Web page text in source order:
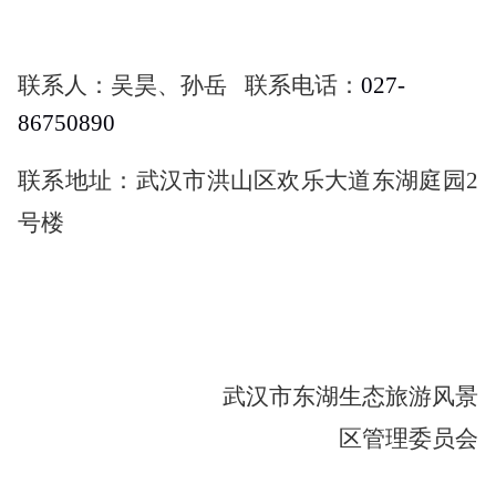
联系人：吴昊、孙岳 联系电话： 027-
86750890
联系地址：武汉市洪山区欢乐大道东湖庭园2
号楼
武汉市东湖生态旅游风景
区管理委员会